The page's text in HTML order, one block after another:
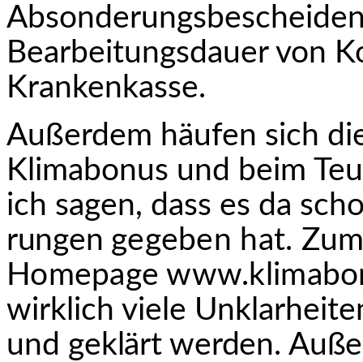
Bearbeitungsdauer von
Krankenkasse.
Außerdem häufen sich
Klimabonus und beim
ich sagen, dass es da
rungen gegeben hat. Z
Homepage
wirklich viele
und geklärt werden.